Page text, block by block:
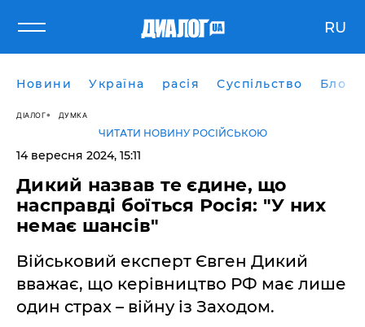
RU
Новини Україна расія Суспільство Блоги
ДІАЛОГ ДУМКА
ЧИТАТИ НОВИНУ РОСІЙСЬКОЮ
14 вересня 2024, 15:11
Дикий назвав те єдине, що
насправді боїться Росія: "У них
немає шансів"
Військовий експерт Євген Дикий
вважає, що керівництво РФ має лише
один страх – війну із Заходом.